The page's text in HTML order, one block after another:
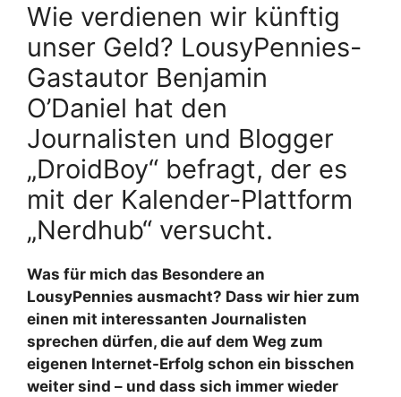
Wie verdienen wir künftig
unser Geld? LousyPennies-
Gastautor Benjamin
O’Daniel hat den
Journalisten und Blogger
„DroidBoy“ befragt, der es
mit der Kalender-Plattform
„Nerdhub“ versucht.
Was für mich das Besondere an
LousyPennies ausmacht? Dass wir hier zum
einen mit interessanten Journalisten
sprechen dürfen, die auf dem Weg zum
eigenen Internet-Erfolg schon ein bisschen
weiter sind – und dass sich immer wieder